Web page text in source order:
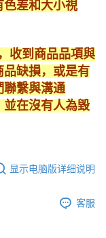
色差和大小視
收到商品品項與
缺損，或是有
聯繫與溝通
並在沒有人為毀
显示电脑版详细说明
客服